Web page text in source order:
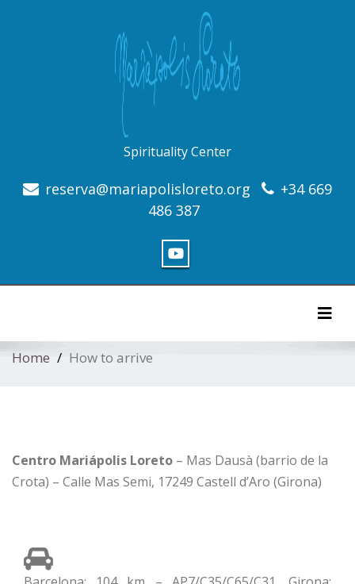
Spirituality Center
reserva@mariapolisloreto.org
+34 669
486 387
Home How to arrive
Centro Mariápolis Loreto – Mas Dausà (barrio de la
Crota) – Calle Mas Semi, 17249 Castell d’Aro (Girona)